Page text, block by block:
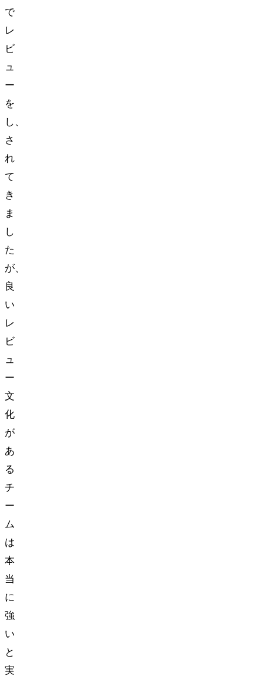
で
レ
ビ
ュ
ー
を
し、
さ
れ
て
き
ま
し
た
が、
良
い
レ
ビ
ュ
ー
文
化
が
あ
る
チ
ー
ム
は
本
当
に
強
い
と
実